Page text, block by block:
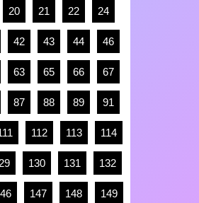
20 21 22 24
42 43 44 46
63 65 66 67
87 88 89 91
112 113 114
130 131 132
147 148 149